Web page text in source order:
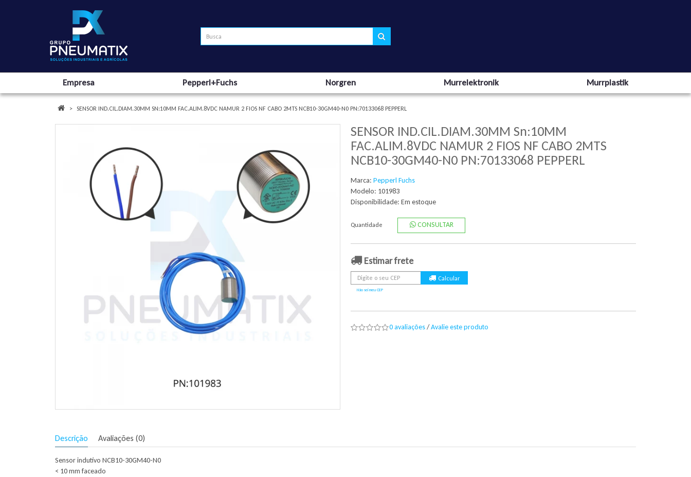
Empresa Pepperl+Fuchs Norgren Murrelektronik Murrplastik
SENSOR IND.CIL.DIAM.30MM SN:10MM FAC.ALIM.8VDC NAMUR 2 FIOS NF CABO 2MTS NCB10-30GM40-N0 PN:70133068 PEPPERL
SENSOR IND.CIL.DIAM.30MM Sn:10MM
FAC.ALIM.8VDC NAMUR 2 FIOS NF CABO 2MTS
NCB10-30GM40-N0 PN:70133068 PEPPERL
Marca: Pepperl Fuchs
Modelo: 101983
Disponibilidade: Em estoque
Quantidade CONSULTAR
Estimar frete
Não sei meu CEP
0 avaliações/Avalie este produto
Descrição Avaliações (0)
Sensor indutivo NCB10-30GM40-N0
< 10 mm faceado